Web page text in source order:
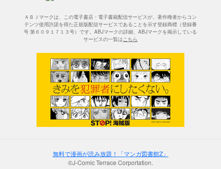
ＡＢＪマークは、この電子書店・電子書籍配信サービスが、著作権者からコン
テンツ使用許諾を得た正規版配信サービスであることを示す登録商標（登録番
号 第６０９１７１３号）です。ABJマークの詳細、ABJマークを掲示している
サービスの一覧はこちら
無料で漫画が読み放題！「マンガ図書館Z」
©J-Comic Terrace Corportation.